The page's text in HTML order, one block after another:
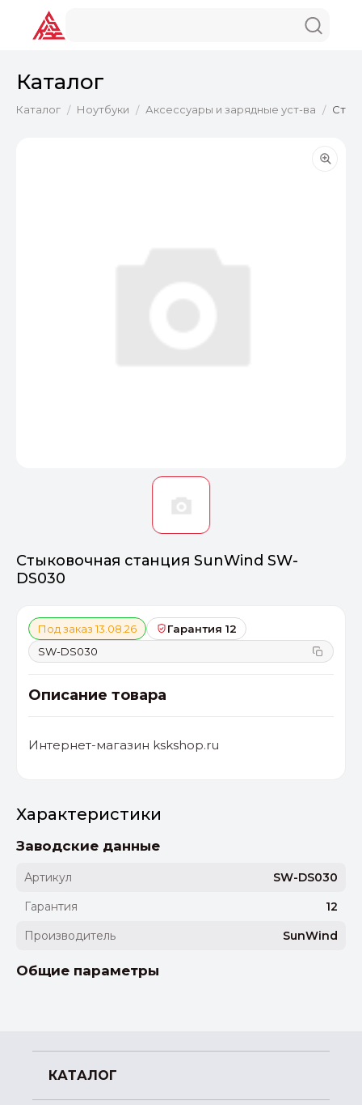
Каталог
Каталог / Ноутбуки / Аксессуары и зарядные уст-ва /
Стыковочная станция SunWind SW-
DS030
Под заказ 13.08.26
Гарантия 12
SW-DS030
Описание товара
Интернет-магазин kskshop.ru
Характеристики
Заводские данные
Артикул
SW-DS030
Гарантия
12
Производитель
SunWind
Общие параметры
КАТАЛОГ